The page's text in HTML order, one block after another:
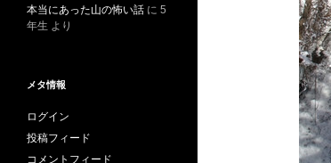
本当にあった山の怖い話 に 5
年生 より
メタ情報
ログイン
投稿フィード
コメントフィード